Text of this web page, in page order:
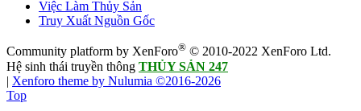
Việc Làm Thủy Sản
Truy Xuất Nguồn Gốc
Community platform by XenForo® © 2010-2022 XenForo Ltd.
Hệ sinh thái truyền thông THỦY SẢN 247
| Xenforo theme by Nulumia ©2016-2026
Top